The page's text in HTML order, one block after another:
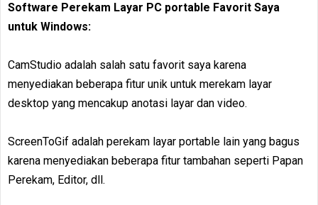
Software Perekam Layar PC portable Favorit Saya
untuk Windows:
CamStudio adalah salah satu favorit saya karena
menyediakan beberapa fitur unik untuk merekam layar
desktop yang mencakup anotasi layar dan video.
ScreenToGif adalah perekam layar portable lain yang bagus
karena menyediakan beberapa fitur tambahan seperti Papan
Perekam, Editor, dll.